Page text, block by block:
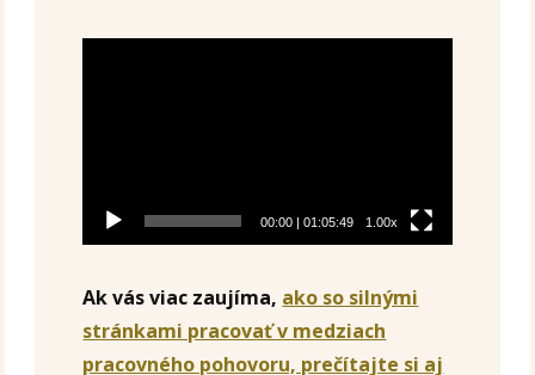
00:00| 01:05:49 1.00x
Ak vás viac zaujíma, ako so silnými
stránkami pracovať v medziach
pracovného pohovoru, prečítajte si aj